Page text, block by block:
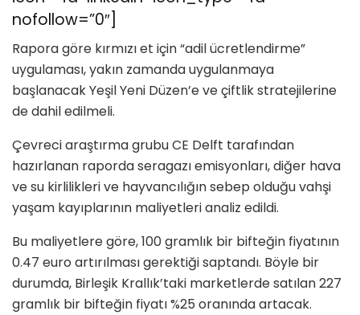
nofollow=”0″]
Rapora göre kırmızı et için “adil ücretlendirme”
uygulaması, yakın zamanda uygulanmaya
başlanacak Yeşil Yeni Düzen’e ve çiftlik stratejilerine
de dahil edilmeli.
Çevreci araştırma grubu CE Delft tarafından
hazırlanan raporda seragazı emisyonları, diğer hava
ve su kirlilikleri ve hayvancılığın sebep olduğu vahşi
yaşam kayıplarının maliyetleri analiz edildi.
Bu maliyetlere göre, 100 gramlık bir bifteğin fiyatının
0.47 euro artırılması gerektiği saptandı. Böyle bir
durumda, Birleşik Krallık’taki marketlerde satılan 227
gramlık bir bifteğin fiyatı %25 oranında artacak.